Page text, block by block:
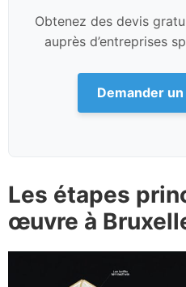
Obtenez des devis
auprès d’entreprises
Demander
Les étapes
œuvre à